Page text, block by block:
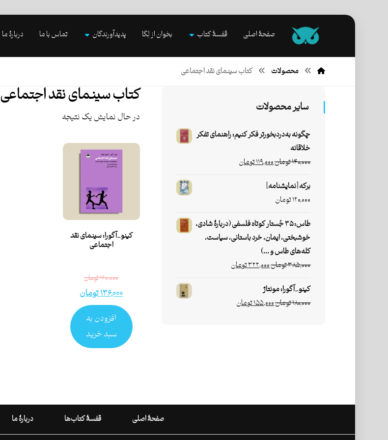
صفحۀ اصلی قفسۀ کتاب بخوان از لِگا پدیدآورندگان تماس با ما دربارۀ ما
محصولات کتاب سینمای نقد اجتماعی
کتاب سینمای نقد اجتماعی
در حال نمایش یک نتیجه
کینو_آگورا: سینمای نقد
اجتماعی
۱۶۰,۰۰۰تومان
۱۳۶,۰۰۰تومان
افزودن به
سبد خرید
سایر محصولات
چگونه به‌دردبخورتر فکر کنیم: راهنمای تفکر
خلاقانه
۱۴۰,۰۰۰تومان۱۱۹,۰۰۰تومان
برکه [نمایشنامه]
۱۲۰,۰۰۰تومان
طاس: ۳۵ جُستار کوتاه فلسفی (دربارۀ شادی،
خوشبختی، ایمان، خرد باستانی، سیاست،
کله‌های طاس و ...)
۳۸۵,۰۰۰تومان۳۲۲,۰۰۰تومان
کینو_آگورا: مونتاژ
۱۸۰,۰۰۰تومان۱۵۵,۰۰۰تومان
صفحۀ اصلی قفسۀ کتاب‌ها دربارۀ ما